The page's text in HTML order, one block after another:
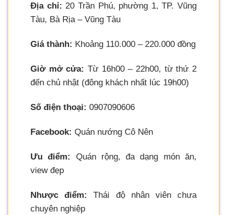
Địa chỉ: 20 Trần Phú, phường 1, TP. Vũng
Tàu, Bà Rịa – Vũng Tàu
Giá thành: Khoảng 110.000 – 220.000 đồng
Giờ mở cửa: Từ 16h00 – 22h00, từ thứ 2
đến chủ nhật (đông khách nhất lúc 19h00)
Số điện thoại: 0907090606
Facebook: Quán nướng Cô Nên
Ưu điểm:
Quán rộng, đa dạng món ăn,
view đẹp
Nhược điểm:
Thái độ nhân viên chưa
chuyên nghiệp